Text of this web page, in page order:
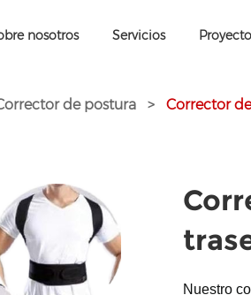
nosotros Servicios
de postura > Corrector
Nuestro